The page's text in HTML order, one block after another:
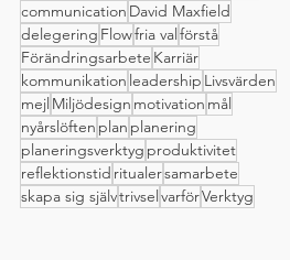
communication David Maxfield
delegering Flowfria valförstå
Förändringsarbete Karriär
kommunikation leadership Livsvärden
mejl Miljödesign motivation mål
nyårslöften plan planering
planeringsverktyg produktivitet
reflektionstid ritualersamarbete
skapa sig självtrivselvarförVerktyg